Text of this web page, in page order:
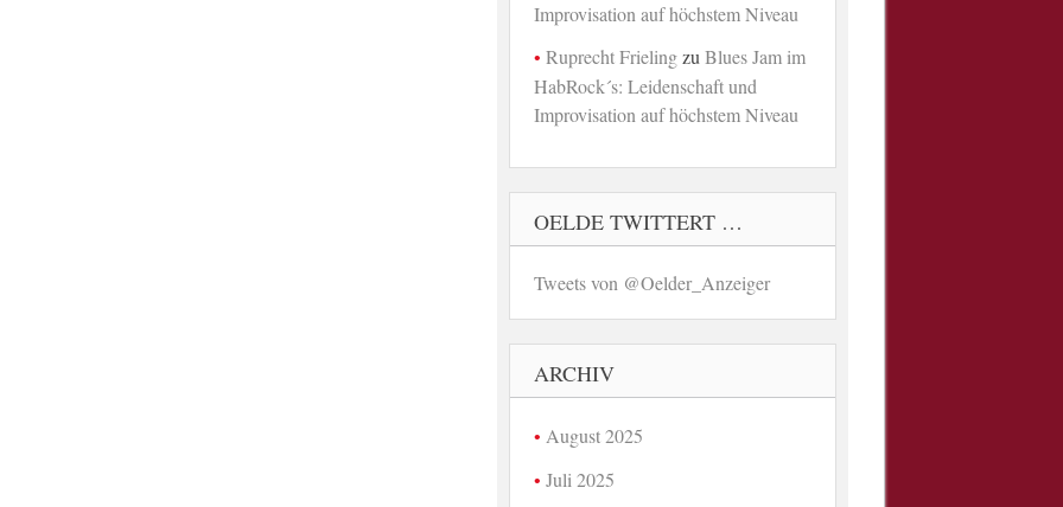
Improvisation auf höchstem Niveau
Ruprecht Frielingzu Blues Jam im
HabRock´s: Leidenschaft und
Improvisation auf höchstem Niveau
OELDE TWITTERT …
Tweets von @Oelder_Anzeiger
ARCHIV
August 2025
Juli 2025